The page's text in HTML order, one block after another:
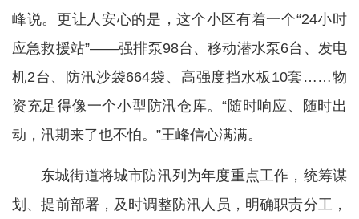
峰说。更让人安心的是，这个小区有着一个“24小时
应急救援站”——强排泵98台、移动潜水泵6台、发电
机2台、防汛沙袋664袋、高强度挡水板10套……物
资充足得像一个小型防汛仓库。“随时响应、随时出
动，汛期来了也不怕。”王峰信心满满。
东城街道将城市防汛列为年度重点工作，统筹谋
划、提前部署，及时调整防汛人员，明确职责分工，